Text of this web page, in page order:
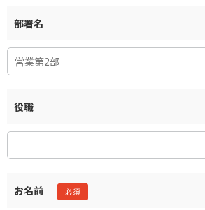
部署名
役職
お名前